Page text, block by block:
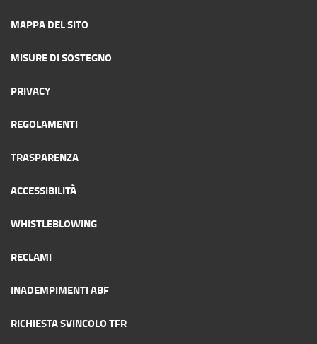
MAPPA DEL SITO
MISURE DI SOSTEGNO
PRIVACY
REGOLAMENTI
TRASPARENZA
ACCESSIBILITÀ
WHISTLEBLOWING
RECLAMI
INADEMPIMENTI ABF
RICHIESTA SVINCOLO TFR